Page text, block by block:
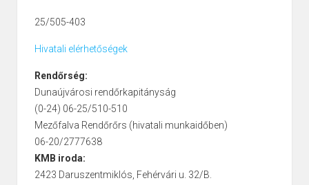
25/505-403
Hivatali elérhetőségek
Rendőrség:
Dunaújvárosi rendőrkapitányság
(0-24) 06-25/510-510
Mezőfalva Rendőrőrs (hivatali munkaidőben)
06-20/2777638
KMB iroda:
2423 Daruszentmiklós, Fehérvári u. 32/B.